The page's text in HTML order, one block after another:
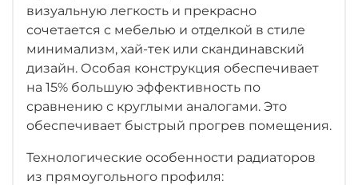
визуальную легкость и прекрасно
сочетается с мебелью и отделкой в стиле
минимализм, хай-тек или скандинавский
дизайн. Особая конструкция обеспечивает
на 15% большую эффективность по
сравнению с круглыми аналогами. Это
обеспечивает быстрый прогрев помещения.
Технологические особенности радиаторов
из прямоугольного профиля: